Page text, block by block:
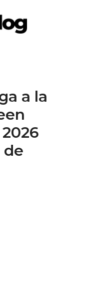
a la
de